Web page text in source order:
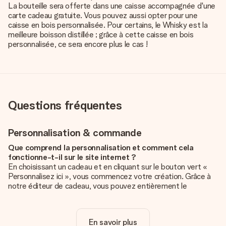
La bouteille sera offerte dans une caisse accompagnée d'une
carte cadeau gratuite. Vous pouvez aussi opter pour une
caisse en bois personnalisée. Pour certains, le Whisky est la
meilleure boisson distillée ; grâce à cette caisse en bois
personnalisée, ce sera encore plus le cas !
Questions fréquentes
Personnalisation & commande
Que comprend la personnalisation et comment cela
fonctionne-t-il sur le site internet ?
En choisissant un cadeau et en cliquant sur le bouton vert «
Personnalisez ici », vous commencez votre création. Grâce à
notre éditeur de cadeau, vous pouvez entièrement le
unique pour ajouter une touche finale à votre cadeau.
En savoir plus